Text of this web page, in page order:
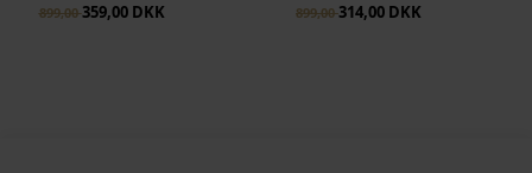
899,00359,00 DKK 899,00314,00 DKK